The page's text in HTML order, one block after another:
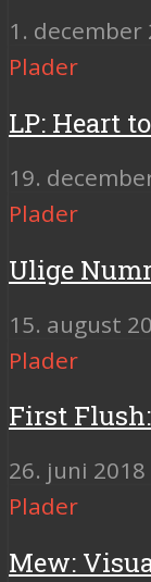
1. december
Plader
LP: Heart
19.
Plader
Ulige
15. august
Plader
First
26. juni 2018
Plader
Mew: